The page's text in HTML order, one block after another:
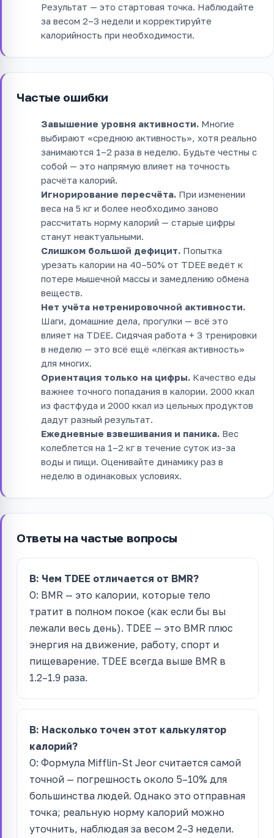
Результат — это стартовая точка. Наблюдайте
за весом 2–3 недели и корректируйте
калорийность при необходимости.
Частые ошибки
Завышение уровня активности. Многие
выбирают «среднюю активность», хотя реально
занимаются 1–2 раза в неделю. Будьте честны с
собой — это напрямую влияет на точность
расчёта калорий.
Игнорирование пересчёта. При изменении
веса на 5 кг и более необходимо заново
рассчитать норму калорий — старые цифры
станут неактуальными.
Слишком большой дефицит. Попытка
урезать калории на 40–50% от TDEE ведёт к
потере мышечной массы и замедлению обмена
веществ.
Нет учёта нетренировочной активности.
Шаги, домашние дела, прогулки — всё это
влияет на TDEE. Сидячая работа + 3 тренировки
в неделю — это всё ещё «лёгкая активность»
для многих.
Ориентация только на цифры. Качество еды
важнее точного попадания в калории. 2000 ккал
из фастфуда и 2000 ккал из цельных продуктов
дадут разный результат.
Ежедневные взвешивания и паника. Вес
колеблется на 1–2 кг в течение суток из-за
воды и пищи. Оценивайте динамику раз в
неделю в одинаковых условиях.
Ответы на частые вопросы
В: Чем TDEE отличается от BMR?
О: BMR — это калории, которые тело
тратит в полном покое (как если бы вы
лежали весь день). TDEE — это BMR плюс
энергия на движение, работу, спорт и
пищеварение. TDEE всегда выше BMR в
1.2–1.9 раза.
В: Насколько точен этот калькулятор
калорий?
О: Формула Mifflin-St Jeor считается самой
точной — погрешность около 5–10% для
большинства людей. Однако это отправная
точка; реальную норму калорий можно
уточнить, наблюдая за весом 2–3 недели.